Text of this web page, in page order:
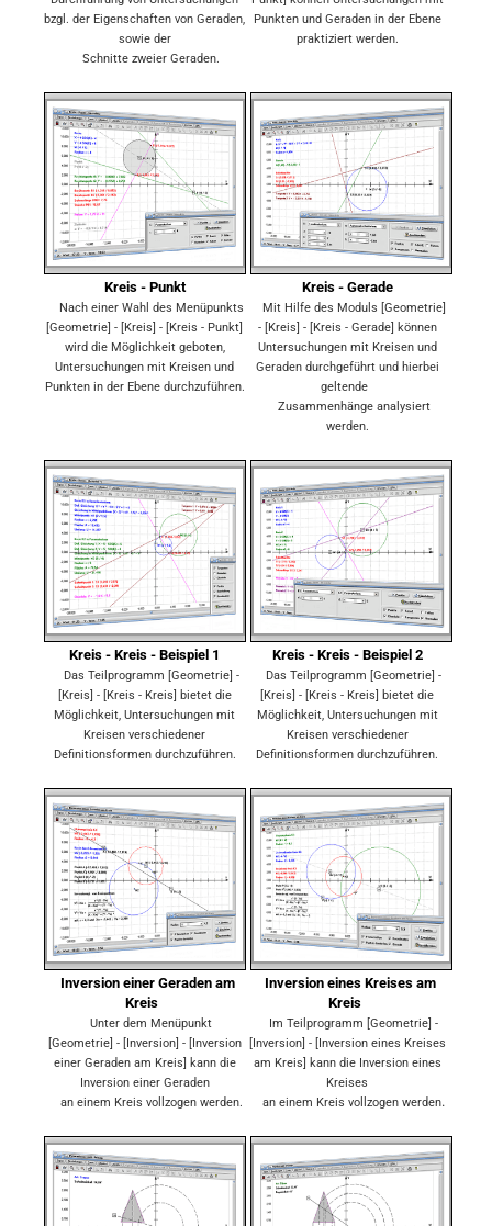
bzgl. der Eigenschaften von Geraden,
sowie der
Schnitte zweier Geraden.
Punkten und Geraden in der Ebene
praktiziert werden.
Kreis - Punkt
Nach einer Wahl des Menüpunkts
[Geometrie] - [Kreis] - [Kreis - Punkt]
wird die Möglichkeit geboten,
Untersuchungen mit Kreisen und
Punkten in der Ebene durchzuführen.
Kreis - Gerade
Mit Hilfe des Moduls [Geometrie]
- [Kreis] - [Kreis - Gerade] können
Untersuchungen mit Kreisen und
Geraden durchgeführt und hierbei
geltende
Zusammenhänge analysiert
werden.
Kreis - Kreis - Beispiel 1
Das Teilprogramm [Geometrie] -
[Kreis] - [Kreis - Kreis] bietet die
Möglichkeit, Untersuchungen mit
Kreisen verschiedener
Definitionsformen durchzuführen.
Kreis - Kreis - Beispiel 2
Das Teilprogramm [Geometrie] -
[Kreis] - [Kreis - Kreis] bietet die
Möglichkeit, Untersuchungen mit
Kreisen verschiedener
Definitionsformen durchzuführen.
Inversion einer Geraden am
Kreis
Unter dem Menüpunkt
[Geometrie] - [Inversion] - [Inversion
einer Geraden am Kreis] kann die
Inversion einer Geraden
an einem Kreis vollzogen werden.
Inversion eines Kreises am
Kreis
Im Teilprogramm [Geometrie] -
[Inversion] - [Inversion eines Kreises
am Kreis] kann die Inversion eines
Kreises
an einem Kreis vollzogen werden.